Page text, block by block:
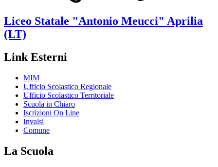
Liceo Statale "Antonio Meucci" Aprilia
(LT)
Link Esterni
MIM
Ufficio Scolastico Regionale
Ufficio Scolastico Territoriale
Scuola in Chiaro
Iscrizioni On Line
Invalsi
Comune
La Scuola